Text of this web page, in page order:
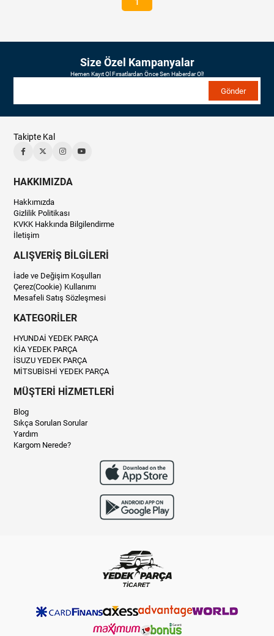
Size Özel Kampanyalar
Hemen Kayıt Ol Fırsatlardan Önce Sen Haberdar Ol!
Gönder
Takipte Kal
HAKKIMIZDA
Hakkımızda
Gizlilik Politikası
KVKK Hakkında Bilgilendirme
İletişim
ALIŞVERİŞ BİLGİLERİ
İade ve Değişim Koşulları
Çerez(Cookie) Kullanımı
Mesafeli Satış Sözleşmesi
KATEGORİLER
HYUNDAİ YEDEK PARÇA
KİA YEDEK PARÇA
İSUZU YEDEK PARÇA
MİTSUBİSHİ YEDEK PARÇA
MÜŞTERİ HİZMETLERİ
Blog
Sıkça Sorulan Sorular
Yardım
Kargom Nerede?